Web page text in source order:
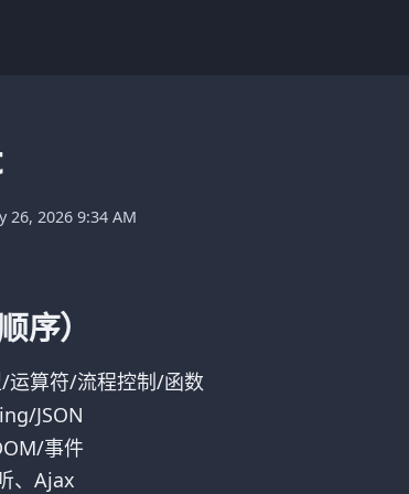
26, 2026 9:34 AM
序）
运算符/流程控制/函数
JSON
事件
、Ajax